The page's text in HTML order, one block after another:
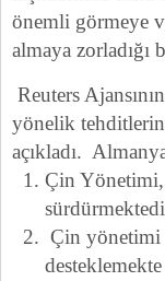
önemli görmeye
almaya zorladığı
Reuters
yönelik
açıkladı.
Çin Yönetimi,
Çin yönetimi